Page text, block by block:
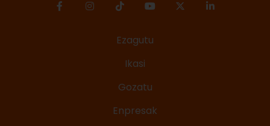
Ezagutu
Ikasi
Gozatu
Enpresak